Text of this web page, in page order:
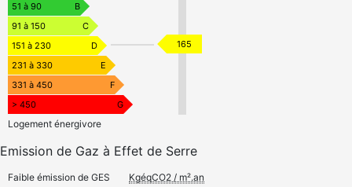
51 à 90
B
91 à 150
C
151 à 230
D
231 à 330
E
331 à 450
F
> 450
G
165
Logement énergivore
Emission de Gaz à Effet de Serre
Faible émission de GES KgéqCO2 / m².an